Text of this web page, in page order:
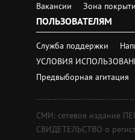
Вакансии
Зона
ПОЛЬЗОВАТЕЛЯМ
Служба поддержки
УСЛОВИЯ
Предвыборная агитация
СМИ: сетевое издание
СВИДЕТЕЛЬСТВО о